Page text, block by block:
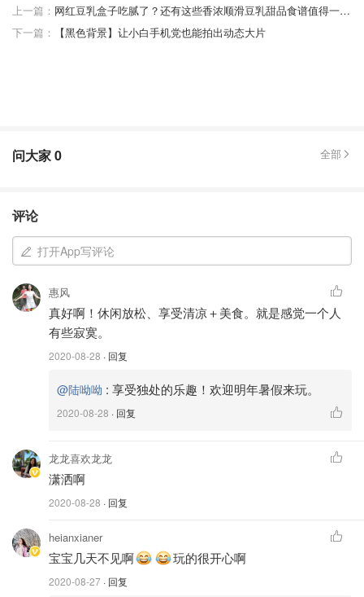
上一篇：
网红豆乳盒子吃腻了？还有这些香浓顺滑豆乳甜品食谱值得一试！
下一篇：
【黑色背景】让小白手机党也能拍出动态大片
问大家0 全部
评论
打开App写评论
惠风
真好啊！休闲放松、享受清凉＋美食。就是感觉一个人
有些寂寞。
2020-08-28 · 回复
@陆呦呦 : 享受独处的乐趣！欢迎明年暑假来玩。
2020-08-28 · 回复
龙龙喜欢龙龙
潇洒啊
2020-08-28 · 回复
heianxianer
宝宝几天不见啊 玩的很开心啊
2020-08-27 · 回复